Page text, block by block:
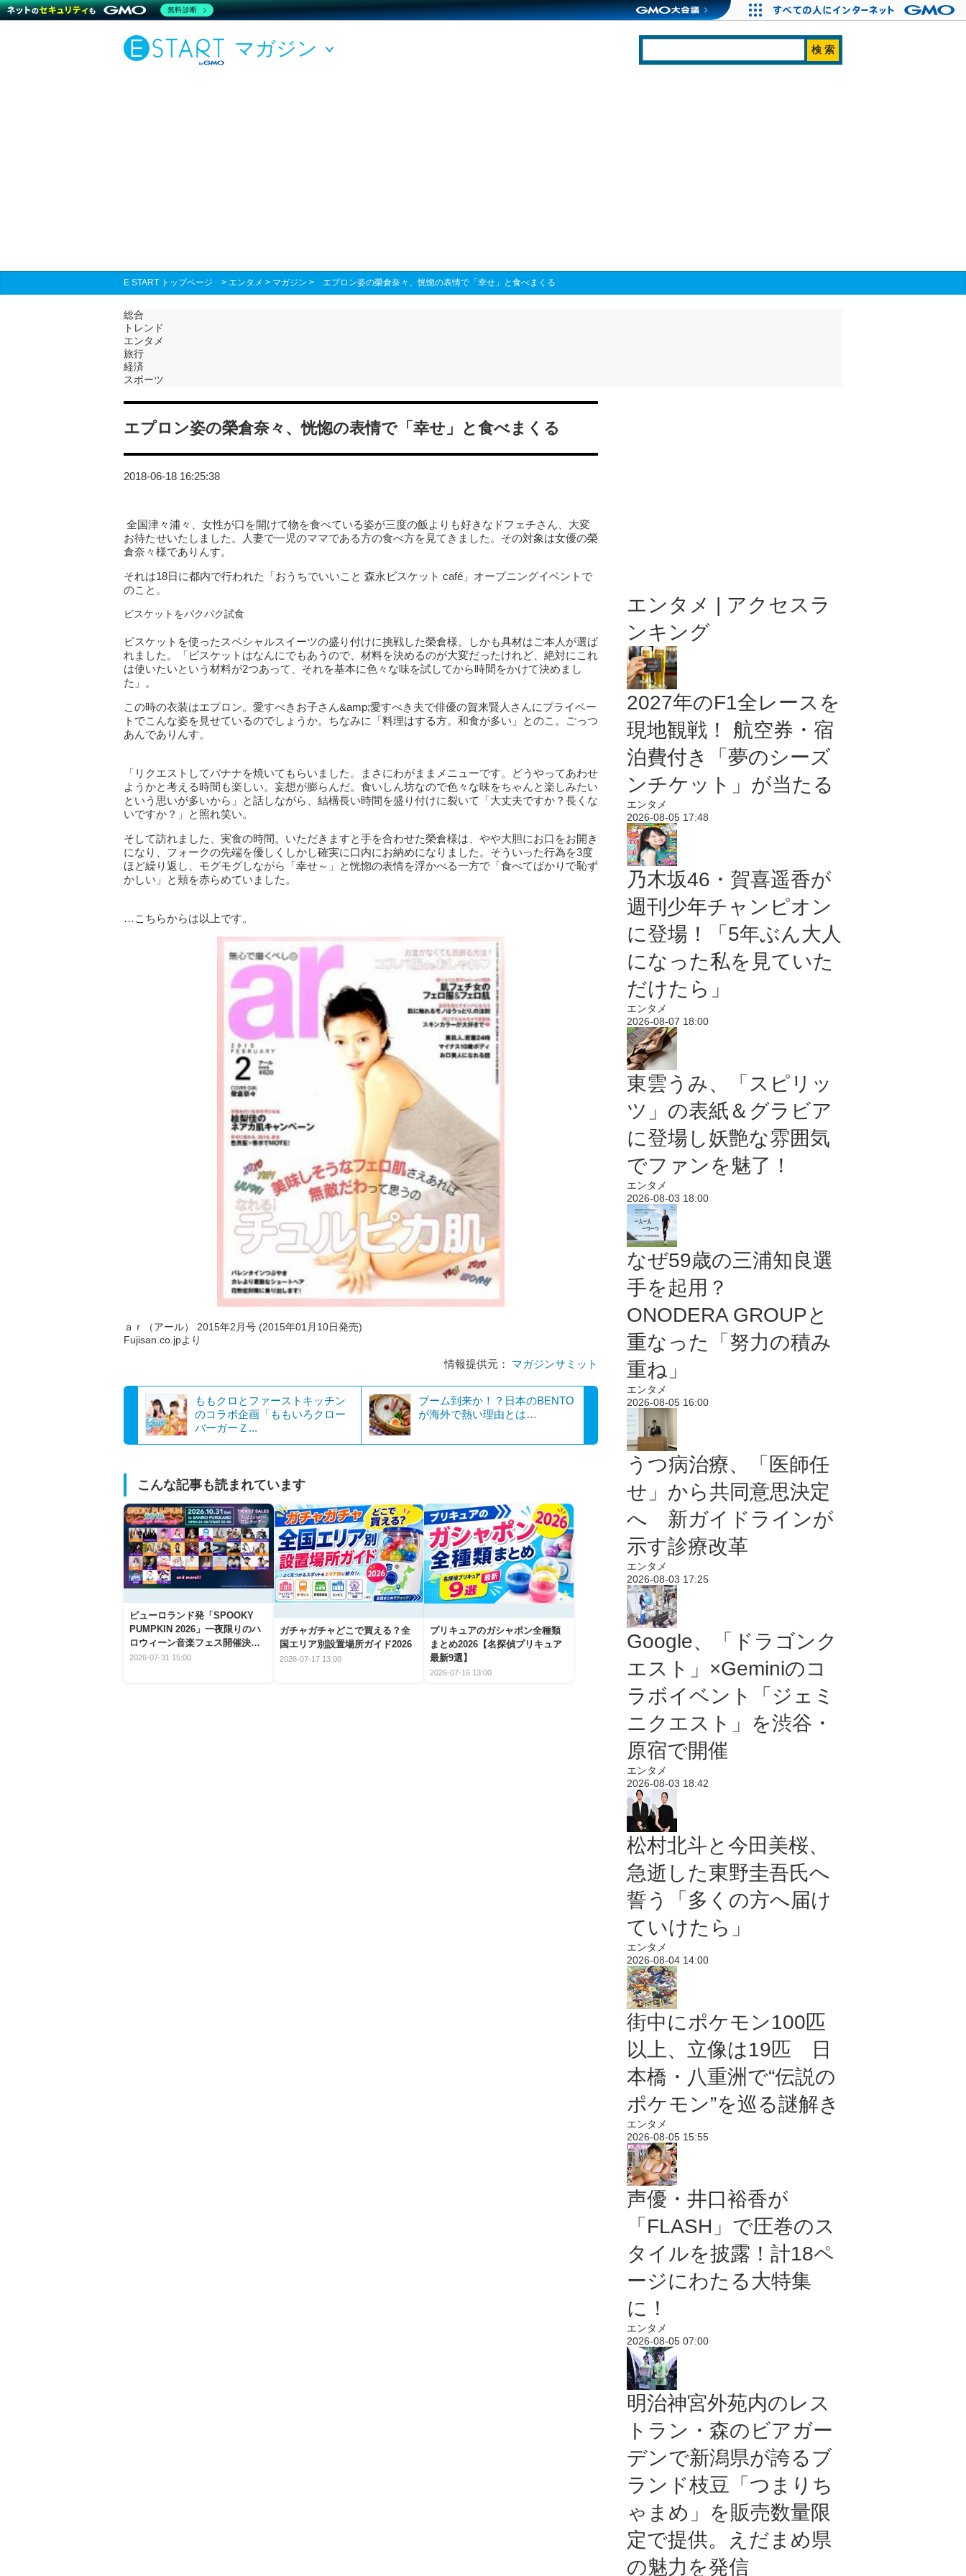
マガジン
E START トップページ > エンタメ > マガジン > エプロン姿の榮倉奈々、恍惚の表情で「幸せ」と食べまくる
総合
トレンド
エンタメ
旅行
経済
スポーツ
エプロン姿の榮倉奈々、恍惚の表情で「幸せ」と食べまくる
2018-06-18 16:25:38
全国津々浦々、女性が口を開けて物を食べている姿が三度の飯よりも好きなドフェチさん、大変
お待たせいたしました。人妻で一児のママである方の食べ方を見てきました。その対象は女優の榮
倉奈々様でありんす。
それは18日に都内で行われた「おうちでいいこと 森永ビスケット café」オープニングイベントで
のこと。
ビスケットをバクバク試食
ビスケットを使ったスペシャルスイーツの盛り付けに挑戦した榮倉様。しかも具材はご本人が選ば
れました。「ビスケットはなんにでもあうので、材料を決めるのが大変だったけれど、絶対にこれ
は使いたいという材料が2つあって、それを基本に色々な味を試してから時間をかけて決めまし
た」。
この時の衣装はエプロン。愛すべきお子さん&amp;愛すべき夫で俳優の賀来賢人さんにプライベー
トでこんな姿を見せているのでしょうか。ちなみに「料理はする方。和食が多い」とのこ。ごっつ
あんでありんす。
「リクエストしてバナナを焼いてもらいました。まさにわがままメニューです。どうやってあわせ
ようかと考える時間も楽しい。妄想が膨らんだ。食いしん坊なので色々な味をちゃんと楽しみたい
という思いが多いから」と話しながら、結構長い時間を盛り付けに裂いて「大丈夫ですか？長くな
いですか？」と照れ笑い。
そして訪れました、実食の時間。いただきますと手を合わせた榮倉様は、やや大胆にお口をお開き
になり、フォークの先端を優しくしかし確実に口内にお納めになりました。そういった行為を3度
ほど繰り返し、モグモグしながら「幸せ～」と恍惚の表情を浮かべる一方で「食べてばかりで恥ず
かしい」と頬を赤らめていました。
…こちらからは以上です。
ａｒ（アール） 2015年2月号 (2015年01月10日発売)
Fujisan.co.jpより
情報提供元： マガジンサミット
ももクロとファーストキッチン
のコラボ企画「ももいろクロー
バーガーＺ...
ブーム到来か！？日本のBENTO
が海外で熱い理由とは…
こんな記事も読まれています
ピューロランド発「SPOOKY
PUMPKIN 2026」一夜限りのハ
ロウィーン音楽フェス開催決
定！
2026-07-31 15:00
ガチャガチャどこで買える？全
国エリア別設置場所ガイド2026
2026-07-17 13:00
プリキュアのガシャポン全種類
まとめ2026【名探偵プリキュア
最新9選】
2026-07-16 13:00
エンタメ | アクセスラ
ンキング
2027年のF1全レースを
現地観戦！ 航空券・宿
泊費付き「夢のシーズ
ンチケット」が当たる
エンタメ
2026-08-05 17:48
乃木坂46・賀喜遥香が
週刊少年チャンピオン
に登場！「5年ぶん大人
になった私を見ていた
だけたら」
エンタメ
2026-08-07 18:00
東雲うみ、「スピリッ
ツ」の表紙＆グラビア
に登場し妖艶な雰囲気
でファンを魅了！
エンタメ
2026-08-03 18:00
なぜ59歳の三浦知良選
手を起用？
ONODERA GROUPと
重なった「努力の積み
重ね」
エンタメ
2026-08-05 16:00
うつ病治療、「医師任
せ」から共同意思決定
へ 新ガイドラインが
示す診療改革
エンタメ
2026-08-03 17:25
Google、「ドラゴンク
エスト」×Geminiのコ
ラボイベント「ジェミ
ニクエスト」を渋谷・
原宿で開催
エンタメ
2026-08-03 18:42
松村北斗と今田美桜、
急逝した東野圭吾氏へ
誓う「多くの方へ届け
ていけたら」
エンタメ
2026-08-04 14:00
街中にポケモン100匹
以上、立像は19匹 日
本橋・八重洲で“伝説の
ポケモン”を巡る謎解き
エンタメ
2026-08-05 15:55
声優・井口裕香が
「FLASH」で圧巻のス
タイルを披露！計18ペ
ージにわたる大特集
に！
エンタメ
2026-08-05 07:00
明治神宮外苑内のレス
トラン・森のビアガー
デンで新潟県が誇るブ
ランド枝豆「つまりち
ゃまめ」を販売数量限
定で提供。えだまめ県
の魅力を発信
無料診断